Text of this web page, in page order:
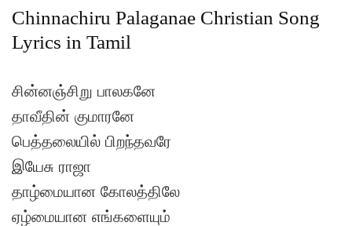
Chinnachiru Palaganae Christian Song
Lyrics in Tamil
சின்னஞ்சிறு பாலகனே
தாவீதின் குமாரனே
பெத்தலையில் பிறந்தவரே
இயேசு ராஜா
தாழ்மையான கோலத்திலே
ஏழ்மையான எங்களையும்